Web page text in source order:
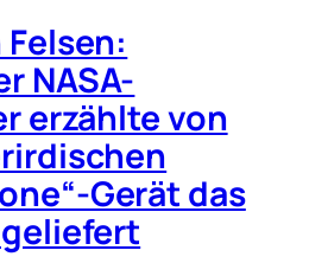
NASA-
erzählte von
Gerät das